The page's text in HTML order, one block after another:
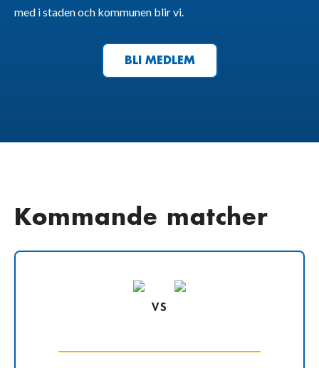
med i staden och kommunen blir vi.
BLI MEDLEM
Kommande matcher
VS